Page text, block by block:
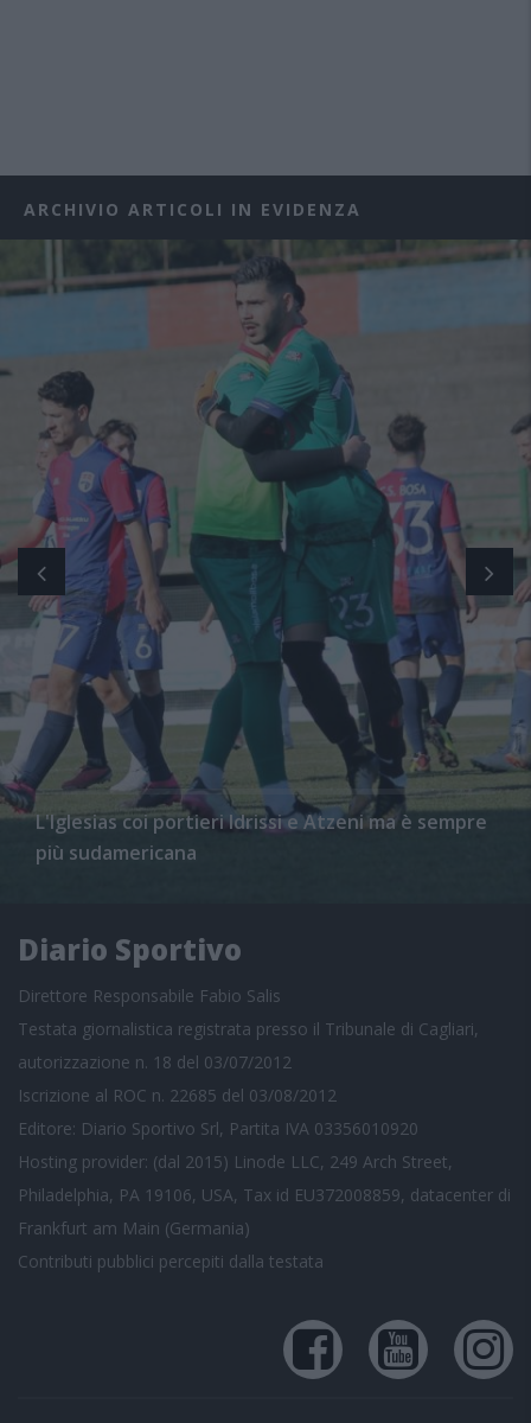
ARCHIVIO ARTICOLI IN EVIDENZA
L'Iglesias coi portieri Idrissi e Atzeni ma è sempre
più sudamericana
Diario Sportivo
Direttore Responsabile Fabio Salis
Testata giornalistica registrata presso il Tribunale di Cagliari,
autorizzazione n. 18 del 03/07/2012
Iscrizione al ROC n. 22685 del 03/08/2012
Editore: Diario Sportivo Srl, Partita IVA 03356010920
Hosting provider: (dal 2015) Linode LLC, 249 Arch Street,
Philadelphia, PA 19106, USA, Tax id EU372008859, datacenter di
Frankfurt am Main (Germania)
Contributi pubblici percepiti dalla testata